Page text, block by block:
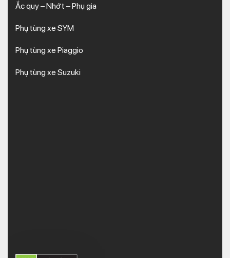
Ắc quy – Nhớt – Phụ gia
Phụ tùng xe SYM
Phụ tùng xe Piaggio
Phụ tùng xe Suzuki